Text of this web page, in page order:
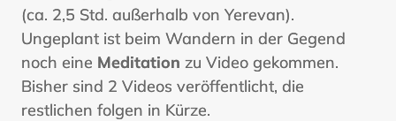
(ca. 2,5 Std. außerhalb von Yerevan).
Ungeplant ist beim Wandern in der Gegend
noch eine Meditation zu Video gekommen.
Bisher sind 2 Videos veröffentlicht, die
restlichen folgen in Kürze.